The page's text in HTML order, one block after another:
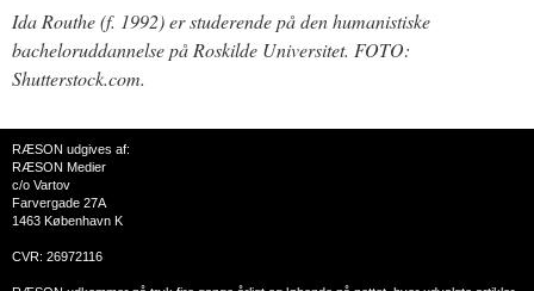
Ida Routhe (f. 1992) er studerende på den humanistiske
bacheloruddannelse på Roskilde Universitet. FOTO:
Shutterstock.com.
RÆSON udgives af:
RÆSON Medier
c/o Vartov
Farvergade 27A
1463 København K
CVR: 26972116